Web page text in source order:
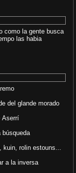
como la gente busca
las habia
del glande morado
Aserrí
búsqueda
kuin, rolin estouns...
a la inversa